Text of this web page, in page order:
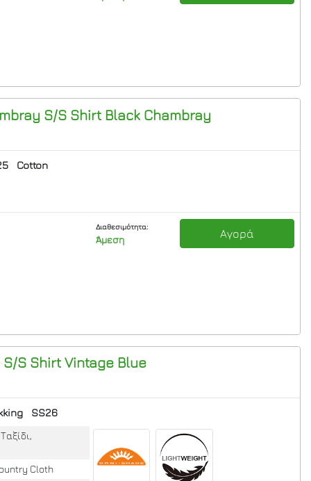
S/S ShirtBlack Chambray
Cotton
Διαθεσιμότητα:
Άμεση Αγορά
S ShirtVintage Blue
SS26
Cloth